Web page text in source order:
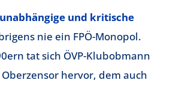
und kritische
nie ein FPÖ-Monopol.
tat sich ÖVP-Klubobmann
hervor, dem auch